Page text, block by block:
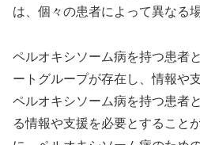
は、個々の患者によって異なる
ペルオキシソーム病を持つ患者
ートグループが存在し、情報や
ペルオキシソーム病を持つ患者
る情報や支援を必要とすること